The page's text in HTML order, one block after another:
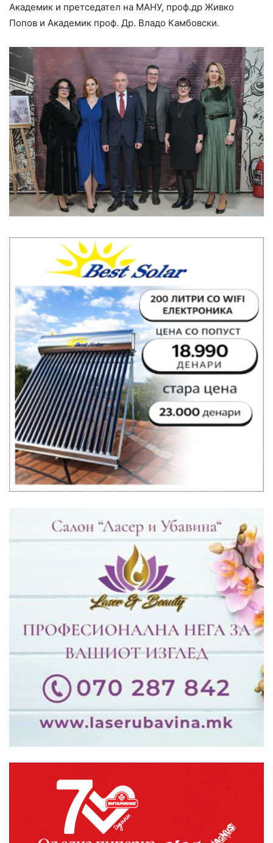
Aкадемик и претседател на МАНУ, проф.др Живко
Попов и Академик проф. Др. Владо Камбовски.